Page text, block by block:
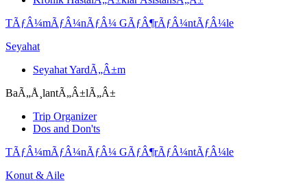
TÃƒÂ¼mÃƒÂ¼nÃƒÂ¼ GÃƒÂ¶rÃƒÂ¼ntÃƒÂ¼le
Seyahat
Seyahat YardÃ„Â±m
BaÃ„Å¸lantÃ„Â±lÃ„Â±
Trip Organizer
Dos and Don'ts
TÃƒÂ¼mÃƒÂ¼nÃƒÂ¼ GÃƒÂ¶rÃƒÂ¼ntÃƒÂ¼le
Konut & Aile